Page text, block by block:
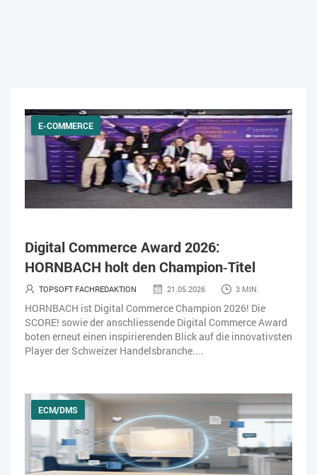
E-COMMERCE
Digital Commerce Award 2026:
HORNBACH holt den Champion‑Titel
TOPSOFT FACHREDAKTION 21.05.2026 3 MIN.
HORNBACH ist Digital Commerce Champion 2026! Die
SCORE! sowie der anschliessende Digital Commerce Award
boten erneut einen inspirierenden Blick auf die innovativsten
Player der Schweizer Handelsbranche....
ECM/DMS